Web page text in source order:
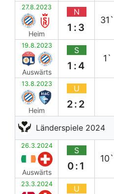
27.8.2023
Heim
N
1:3
31`
19.8.2023
Auswärts
S
1:4
1`
13.8.2023
Heim
U
2:2
Länderspiele 2024
26.3.2024
Auswärts
S
0:1
10`
23.3.2024 U